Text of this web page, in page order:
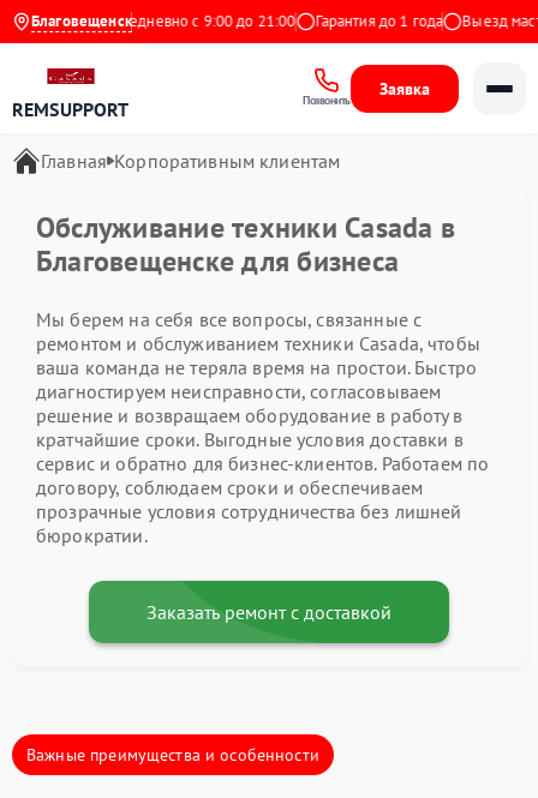
Благовещенск
на Яндекс Ежедневно с 9:00 до 21:00 Гарантия до 1 года Выезд
REMSUPPORT Позвонить
Заявка
Главная Корпоративным клиентам
Обслуживание техники Casada в
Благовещенске для бизнеса
Мы берем на себя все вопросы, связанные с
ремонтом и обслуживанием техники Casada, чтобы
ваша команда не теряла время на простои. Быстро
диагностируем неисправности, согласовываем
решение и возвращаем оборудование в работу в
кратчайшие сроки. Выгодные условия доставки в
сервис и обратно для бизнес-клиентов. Работаем по
договору, соблюдаем сроки и обеспечиваем
прозрачные условия сотрудничества без лишней
бюрократии.
Заказать ремонт с доставкой
Важные преимущества и особенности